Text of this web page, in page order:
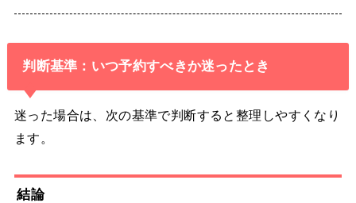
判断基準：いつ予約すべきか迷ったとき
迷った場合は、次の基準で判断すると整理しやすくなり
ます。
結論